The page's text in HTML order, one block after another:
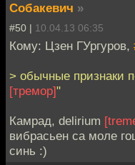
Собакевич »
#50 | 10.04.13 06:35
Кому: Цзен ГУргуров,
> обычные признаки
[тремор]"
Камрад, delirium
вибрасьен са моле
синь :)